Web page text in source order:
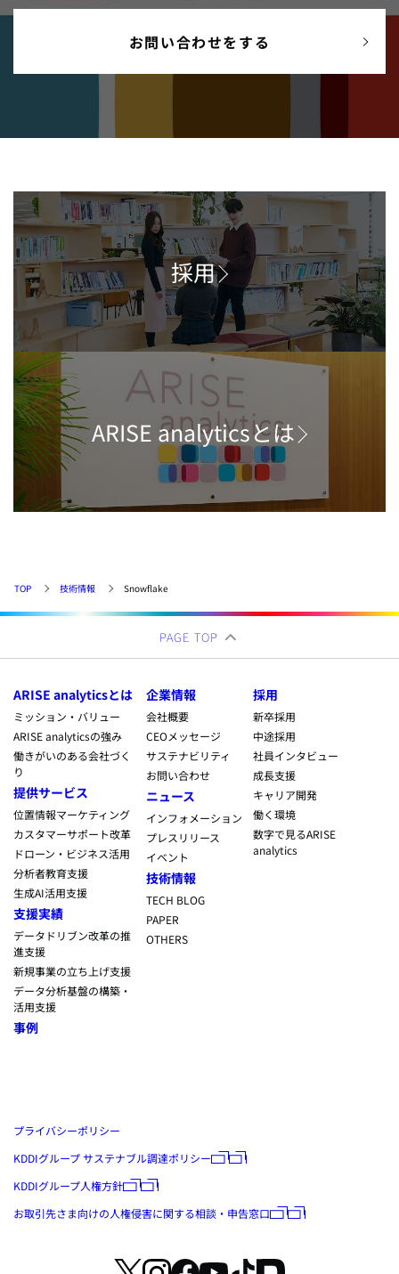
お問い合わせをする
採用
ARISE analyticsとは
TOP 技術情報 Snowflake
PAGE TOP
プライバシーポリシー
KDDIグループ サステナブル調達ポリシー
KDDIグループ人権方針
お取引先さま向けの人権侵害に関する相談・申告窓口
ARISE analyticsとは
ミッション・バリュー
ARISE analyticsの強み
働きがいのある会社づく
り
提供サービス
位置情報マーケティング
カスタマーサポート改革
ドローン・ビジネス活用
分析者教育支援
生成AI活用支援
支援実績
データドリブン改革の推
進支援
新規事業の立ち上げ支援
データ分析基盤の構築・
活用支援
事例
企業情報
会社概要
CEOメッセージ
サステナビリティ
お問い合わせ
ニュース
インフォメーション
プレスリリース
イベント
技術情報
TECH BLOG
PAPER
OTHERS
採用
新卒採用
中途採用
社員インタビュー
成長支援
キャリア開発
働く環境
数字で見るARISE
analytics